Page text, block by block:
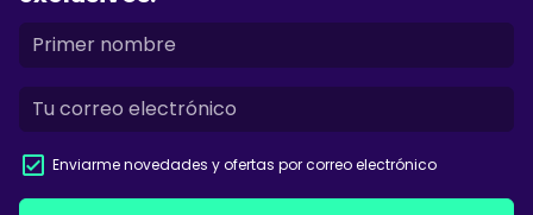
Enviarme novedades y ofertas por correo electrónico